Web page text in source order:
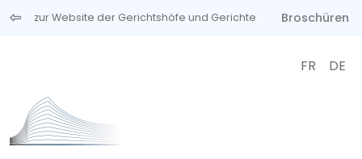
Direkt zum Inhalt
zur Website der Gerichtshöfe und Gerichte Broschüren
FR DE